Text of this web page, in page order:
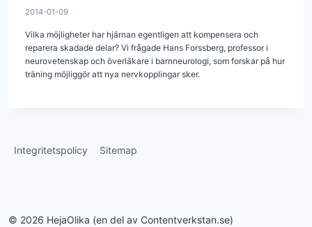
2014-01-09
Vilka möjligheter har hjärnan egentligen att kompensera och
reparera skadade delar? Vi frågade Hans Forssberg, professor i
neurovetenskap och överläkare i barnneuro­logi, som forskar på hur
träning möjliggör att nya nervkopplingar sker.
Integritetspolicy Sitemap
© 2026 HejaOlika (en del av Contentverkstan.se)